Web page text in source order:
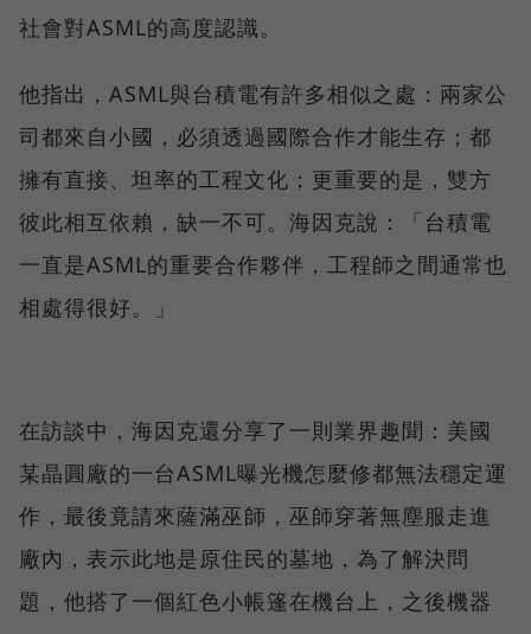
社會對ASML的高度認識。
他指出，ASML與台積電有許多相似之處：兩家公
司都來自小國，必須透過國際合作才能生存；都
擁有直接、坦率的工程文化；更重要的是，雙方
彼此相互依賴，缺一不可。海因克說：「台積電
一直是ASML的重要合作夥伴，工程師之間通常也
相處得很好。」
在訪談中，海因克還分享了一則業界趣聞：美國
某晶圓廠的一台ASML曝光機怎麼修都無法穩定運
作，最後竟請來薩滿巫師，巫師穿著無塵服走進
廠內，表示此地是原住民的墓地，為了解決問
題，他搭了一個紅色小帳篷在機台上，之後機器